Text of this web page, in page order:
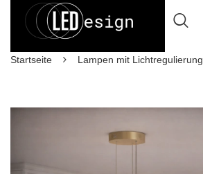
Startseite Lampen mit Lichtregulierung